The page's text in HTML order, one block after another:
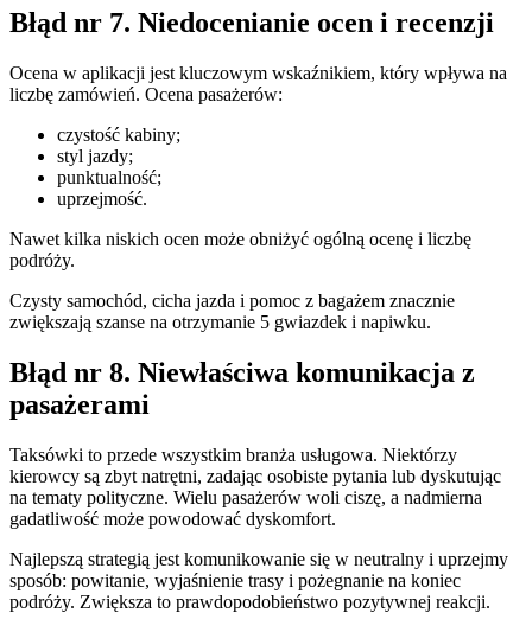
Błąd nr 7. Niedocenianie ocen i recenzji
Ocena w aplikacji jest kluczowym wskaźnikiem, który wpływa na
liczbę zamówień. Ocena pasażerów:
czystość kabiny;
styl jazdy;
punktualność;
uprzejmość.
Nawet kilka niskich ocen może obniżyć ogólną ocenę i liczbę
podróży.
Czysty samochód, cicha jazda i pomoc z bagażem znacznie
zwiększają szanse na otrzymanie 5 gwiazdek i napiwku.
Błąd nr 8. Niewłaściwa komunikacja z
pasażerami
Taksówki to przede wszystkim branża usługowa. Niektórzy
kierowcy są zbyt natrętni, zadając osobiste pytania lub dyskutując
na tematy polityczne. Wielu pasażerów woli ciszę, a nadmierna
gadatliwość może powodować dyskomfort.
Najlepszą strategią jest komunikowanie się w neutralny i uprzejmy
sposób: powitanie, wyjaśnienie trasy i pożegnanie na koniec
podróży. Zwiększa to prawdopodobieństwo pozytywnej reakcji.